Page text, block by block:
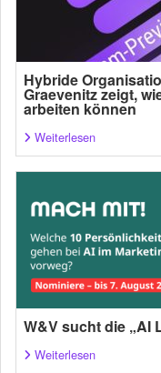
Hybride
Graevenitz zeigt,
arbeiten können
Weiterlesen
W&V sucht die „AI
Weiterlesen